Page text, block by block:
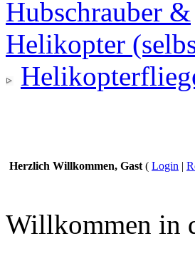
Herzlich Willkommen, Gast ( Login |
Willkommen in